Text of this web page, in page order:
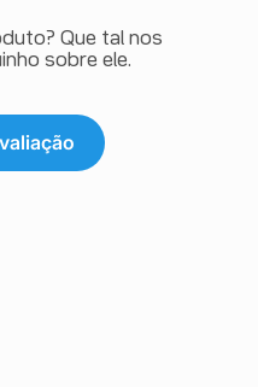
Que tal nos
sobre ele.